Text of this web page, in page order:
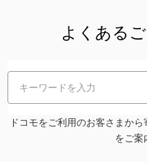
よくあるご
ドコモをご利用のお客さまか
をご案